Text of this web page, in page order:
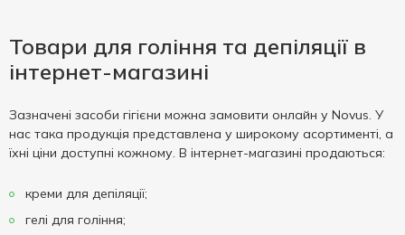
Товари для гоління та депіляції в
інтернет-магазині
Зазначені засоби гігієни можна замовити онлайн у Novus. У
нас така продукція представлена ​​у широкому асортименті, а
їхні ціни доступні кожному. В інтернет-магазині продаються:
креми для депіляції;
гелі для гоління;